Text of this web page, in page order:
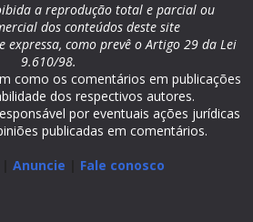
a reprodução total e parcial ou
dos conteúdos deste site
expressa, como prevê o Artigo 29 da Lei
9.610/98.
como os comentários em publicações
dos respectivos autores.
por eventuais ações jurídicas
publicadas em comentários.
Anuncie Fale conosco